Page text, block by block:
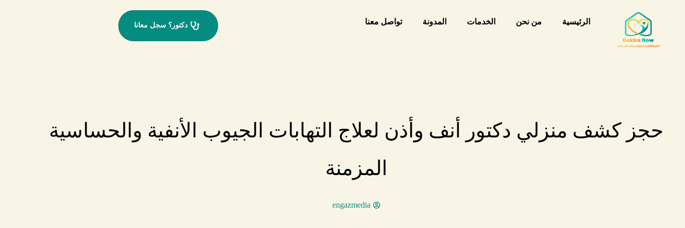
الرئيسية من نحن الخدمات المدونة تواصل معنا دكتور؟ سجل معانا
حجز كشف منزلي دكتور أنف وأذن لعلاج التهابات الجيوب الأنفية والحساسية
المزمنة
engazmedia